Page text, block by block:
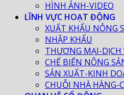
HÌNH ẢNH-VIDEO
LĨNH VỰC HOẠT ĐỘNG
XUẤT KHẨU NÔNG
NHẬP KHẨU
THƯƠNG MẠI-DỊCH
CHẾ BIẾN NÔNG
SẢN XUẤT-KINH
CHUỖI NHÀ HÀNG-